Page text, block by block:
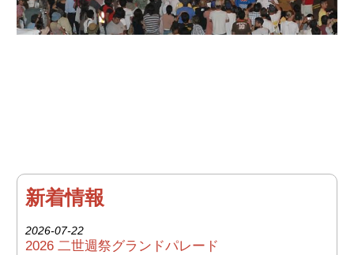
ねぶた囃子
新着情報
2026-07-22
2026 二世週祭グランドパレード